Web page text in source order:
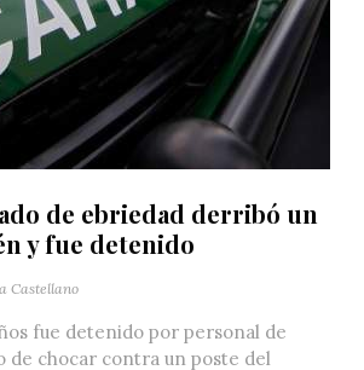
de ebriedad derribó un
y fue detenido
Castellano
fue detenido por personal de
de chocar contra un poste del